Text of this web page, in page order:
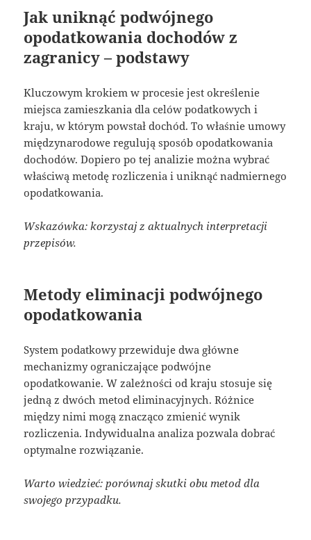
Jak uniknąć podwójnego
opodatkowania dochodów z
zagranicy – podstawy
Kluczowym krokiem w procesie jest określenie
miejsca zamieszkania dla celów podatkowych i
kraju, w którym powstał dochód. To właśnie umowy
międzynarodowe regulują sposób opodatkowania
dochodów. Dopiero po tej analizie można wybrać
właściwą metodę rozliczenia i uniknąć nadmiernego
opodatkowania.
Wskazówka: korzystaj z aktualnych interpretacji
przepisów.
Metody eliminacji podwójnego
opodatkowania
System podatkowy przewiduje dwa główne
mechanizmy ograniczające podwójne
opodatkowanie. W zależności od kraju stosuje się
jedną z dwóch metod eliminacyjnych. Różnice
między nimi mogą znacząco zmienić wynik
rozliczenia. Indywidualna analiza pozwala dobrać
optymalne rozwiązanie.
Warto wiedzieć: porównaj skutki obu metod dla
swojego przypadku.